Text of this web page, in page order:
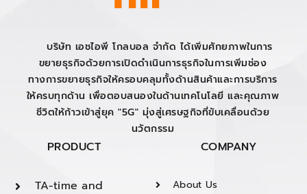
บริษัท เอชไอพี โกลบอล จำกัด ได้เพิ่มศักยภาพในการ
ขยายธุรกิจด้วยการเปิดดำเนินการธุรกิจในการเพิ่มช่อง
ทางการขยายธุรกิจให้ครอบคลุมทั้งด้านสินค้าและการบริการ
ให้ครบทุกด้าน เพื่อตอบสนองในด้านเทคโนโลยี และคุณภาพ
ชีวิตให้ก้าวเข้าสู่ยุค "5G" มุ่งสู่เศรษฐกิจที่ขับเคลื่อนด้วย
นวัตกรรม
PRODUCT
TA-time and
COMPANY
About Us